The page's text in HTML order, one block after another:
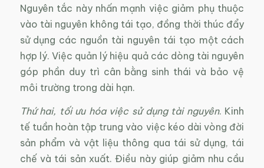
Nguyên tắc này nhấn mạnh việc giảm phụ thuộc
vào tài nguyên không tái tạo, đồng thời thúc đẩy
sử dụng các nguồn tài nguyên tái tạo một cách
hợp lý. Việc quản lý hiệu quả các dòng tài nguyên
góp phần duy trì cân bằng sinh thái và bảo vệ
môi trường trong dài hạn.
Thứ hai, tối ưu hóa việc sử dụng tài nguyên. Kinh
tế tuần hoàn tập trung vào việc kéo dài vòng đời
sản phẩm và vật liệu thông qua tái sử dụng, tái
chế và tái sản xuất. Điều này giúp giảm nhu cầu